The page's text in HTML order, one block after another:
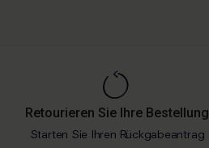
Retourieren Sie Ihre Bestellung
Starten Sie Ihren Rückgabeantrag